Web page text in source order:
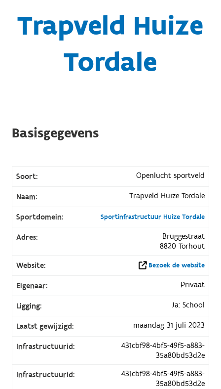
Trapveld Huize
Tordale
Basisgegevens
Soort: Openlucht sportveld
Naam: Trapveld Huize Tordale
Sportdomein: Sportinfrastructuur Huize Tordale
Adres:
Bruggestraat
8820 Torhout
Website:
Bezoek de website
Eigenaar: Privaat
Ligging: Ja: School
Laatst gewijzigd: maandag 31 juli 2023
Infrastructuurid:
431cbf98-4bf5-49f5-a883-
35a80bd53d2e
Infrastructuurid:
431cbf98-4bf5-49f5-a883-
35a80bd53d2e